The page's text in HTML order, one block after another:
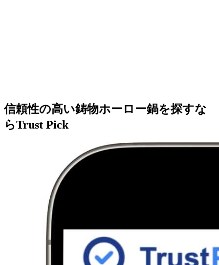
信頼性の高い鋳物ホーロー鍋を探すな
らTrust Pick